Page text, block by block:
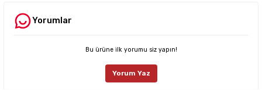
Ürün resmi kalitesiz, bozuk veya görüntülenemiyor.
Ürün fiyatı diğer sitelerden daha pahalı.
Deneyimini Paylaş
Yorumlar
Bu ürüne ilk yorumu siz yapın!
Yorum Yaz